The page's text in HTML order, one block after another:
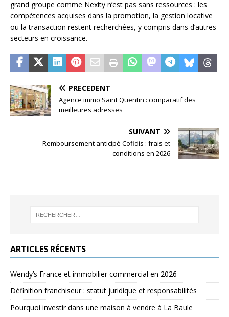
grand groupe comme Nexity n’est pas sans ressources : les
compétences acquises dans la promotion, la gestion locative
ou la transaction restent recherchées, y compris dans d’autres
secteurs en croissance.
PRÉCÉDENT
Agence immo Saint Quentin : comparatif des
meilleures adresses
SUIVANT
Remboursement anticipé Cofidis : frais et
conditions en 2026
ARTICLES RÉCENTS
Wendy’s France et immobilier commercial en 2026
Définition franchiseur : statut juridique et responsabilités
Pourquoi investir dans une maison à vendre à La Baule